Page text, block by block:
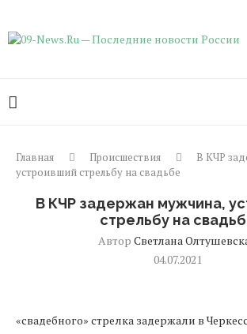
Главная Происшествия
В КЧР
устроивший стрельбу на свадьбе
В КЧР задержан мужчина,
стрельбу на
Автор Светлана
04.07.2021
«свадебного» стрелка задержали в